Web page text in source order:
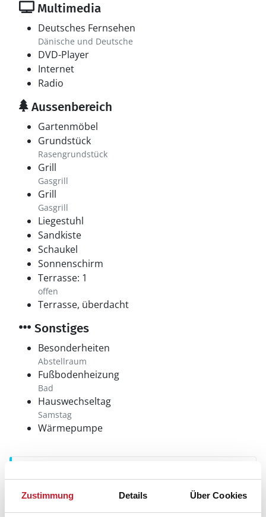
Zustimmung Details Über Cookies
Multimedia
Deutsches Fernsehen
Dänische und Deutsche
DVD-Player
Internet
Radio
Aussenbereich
Gartenmöbel
Grundstück
Rasengrundstück
Grill
Gasgrill
Grill
Gasgrill
Liegestuhl
Sandkiste
Schaukel
Sonnenschirm
Terrasse: 1
offen
Terrasse, überdacht
Sonstiges
Besonderheiten
Abstellraum
Fußbodenheizung
Bad
Hauswechseltag
Samstag
Wärmepumpe
Neben- und Verbrauchskosten
Die aktuellen Verbrauchskosten finden Sie im
nächsten Schritt im Buchungsformular.